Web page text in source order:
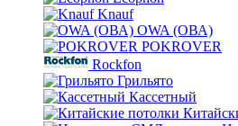
Knauf
OWA (ОВА)
POKROVER
Rockfon
Грильято
Кассетный